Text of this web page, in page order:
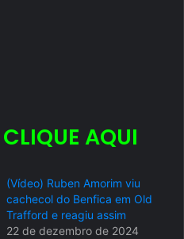
AQUI
(Vídeo) Ruben Amorim viu
cachecol do Benfica em Old
Trafford e reagiu assim
22 de dezembro de 2024